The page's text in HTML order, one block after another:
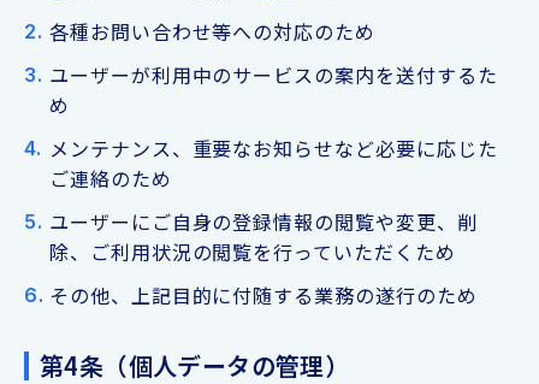
各種お問い合わせ等への対応のため
ユーザーが利用中のサービスの案内を送付するた
め
メンテナンス、重要なお知らせなど必要に応じた
ご連絡のため
ユーザーにご自身の登録情報の閲覧や変更、削
除、ご利用状況の閲覧を行っていただくため
その他、上記目的に付随する業務の遂行のため
第4条（個人データの管理）